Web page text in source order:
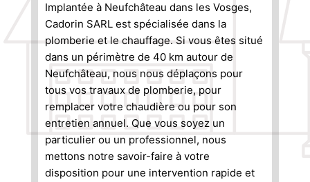
Implantée à Neufchâteau dans les Vosges,
Cadorin SARL est spécialisée dans la
plomberie et le chauffage. Si vous êtes situé
dans un périmètre de 40 km autour de
Neufchâteau, nous nous déplaçons pour
tous vos travaux de plomberie, pour
remplacer votre chaudière ou pour son
entretien annuel. Que vous soyez un
particulier ou un professionnel, nous
mettons notre savoir-faire à votre
disposition pour une intervention rapide et